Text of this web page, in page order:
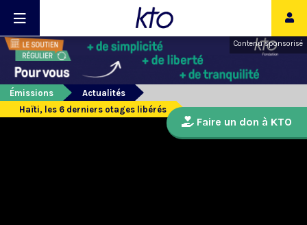
Contenu sponsorisé
Émissions
Actualités
Haïti, les 6 derniers otages libérés
Faire un don à KTO